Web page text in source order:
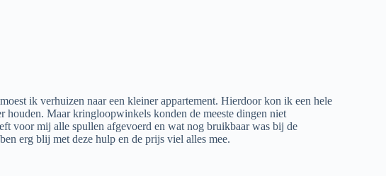
ik verhuizen naar een kleiner appartement. Hierdoor kon ik een hele
houden. Maar kringloopwinkels konden de meeste dingen niet
voor mij alle spullen afgevoerd en wat nog bruikbaar was bij de
erg blij met deze hulp en de prijs viel alles mee.